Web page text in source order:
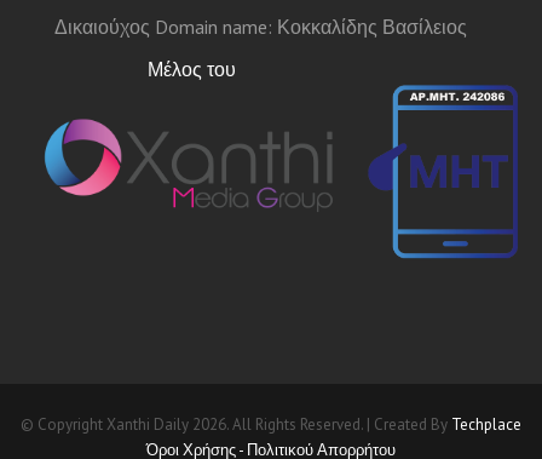
Δικαιούχος Domain name: Κοκκαλίδης Βασίλειος
Μέλος του
© Copyright Xanthi Daily 2026. All Rights Reserved. | Created By Techplace
Όροι Χρήσης - Πολιτικού Απορρήτου